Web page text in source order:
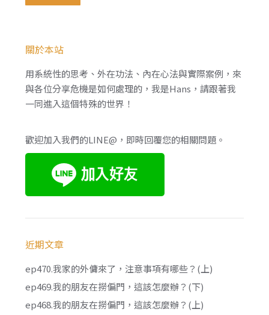
關於本站
用系統性的思考、外在功法、內在心法與實際案例，來
與各位分享危機是如何處理的，我是Hans，請跟著我
一同進入這個特殊的世界！
歡迎加入我們的LINE@，即時回覆您的相關問題。
近期文章
ep470.我家的外傭來了，注意事項有哪些？(上)
ep469.我的朋友在撈偏門，這該怎麼辦？(下)
ep468.我的朋友在撈偏門，這該怎麼辦？(上)